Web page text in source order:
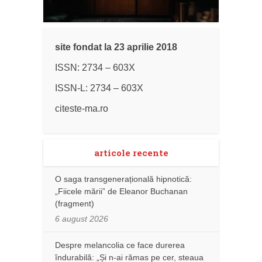
site fondat la 23 aprilie 2018
ISSN: 2734 – 603X
ISSN-L: 2734 – 603X
citeste-ma.ro
articole recente
O saga transgenerațională hipnotică:
„Fiicele mării” de Eleanor Buchanan
(fragment)
6 august 2026
Despre melancolia ce face durerea
îndurabilă: „Și n-ai rămas pe cer, steaua